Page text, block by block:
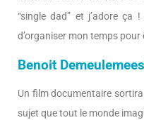
“single dad” et j’adore ça
d’organiser mon temps
Benoit
Un film documentaire
sujet que tout le monde